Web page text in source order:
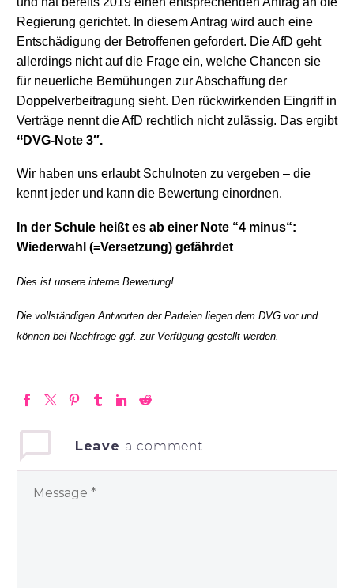
Regierung gerichtet. In diesem Antrag wird auch eine
Entschädigung der Betroffenen gefordert. Die AfD geht
allerdings nicht auf die Frage ein, welche Chancen sie
für neuerliche Bemühungen zur Abschaffung der
Doppelverbeitragung sieht. Den rückwirkenden Eingriff in
Verträge nennt die AfD rechtlich nicht zulässig. Das ergibt
“DVG-Note 3″.
Wir haben uns erlaubt Schulnoten zu vergeben – die
kennt jeder und kann die Bewertung einordnen.
In der Schule heißt es ab einer Note “4 minus“:
Wiederwahl (=Versetzung) gefährdet
Dies ist unsere interne Bewertung!
Die vollständigen Antworten der Parteien liegen dem DVG vor und
können bei Nachfrage ggf. zur Verfügung gestellt werden.
Leave a comment